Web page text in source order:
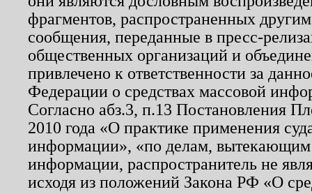
фрагментов, распространенных
сообщения, переданные в пресс-
общественных организаций и
привлечено к ответственности за
Федерации о средствах массовой
Согласно абз.3, п.13 Постановления
2010 года «О практике применения
информации», «по делам, вытекающим
информации, распространитель не
исходя из положений Закона РФ «О